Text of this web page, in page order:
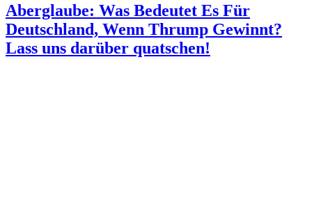
Aberglaube: Was Bedeutet Es Für
Deutschland, Wenn Thrump Gewinnt?
Lass uns darüber quatschen!